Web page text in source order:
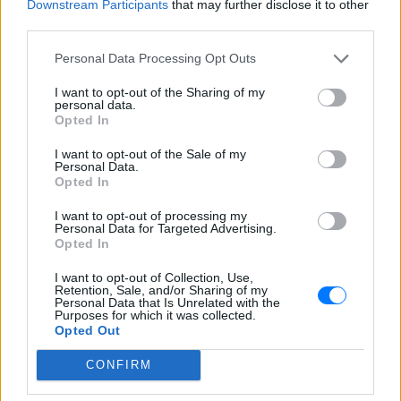
Downstream Participants that may further disclose it to other
Personal Data Processing Opt Outs
I want to opt-out of the Sharing of my
personal data.
Opted In
I want to opt-out of the Sale of my
Personal Data.
Opted In
I want to opt-out of processing my
Personal Data for Targeted Advertising.
Opted In
I want to opt-out of Collection, Use,
Retention, Sale, and/or Sharing of my
Personal Data that Is Unrelated with the
Purposes for which it was collected.
Opted Out
CONFIRM
του Barack Obama δεν συνέβη
Obama φοβήθηκαν για τη ζωή της κόρης
τους
συγκλονιστική εξομολόγηση
της Αγγελικής Ηλιάδη για τη
Η τραγουδίστρια περιέγραψε μέσα από
νοσοκομείο της Αρτας.